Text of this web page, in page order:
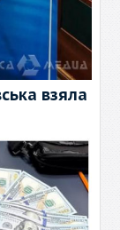
взяла